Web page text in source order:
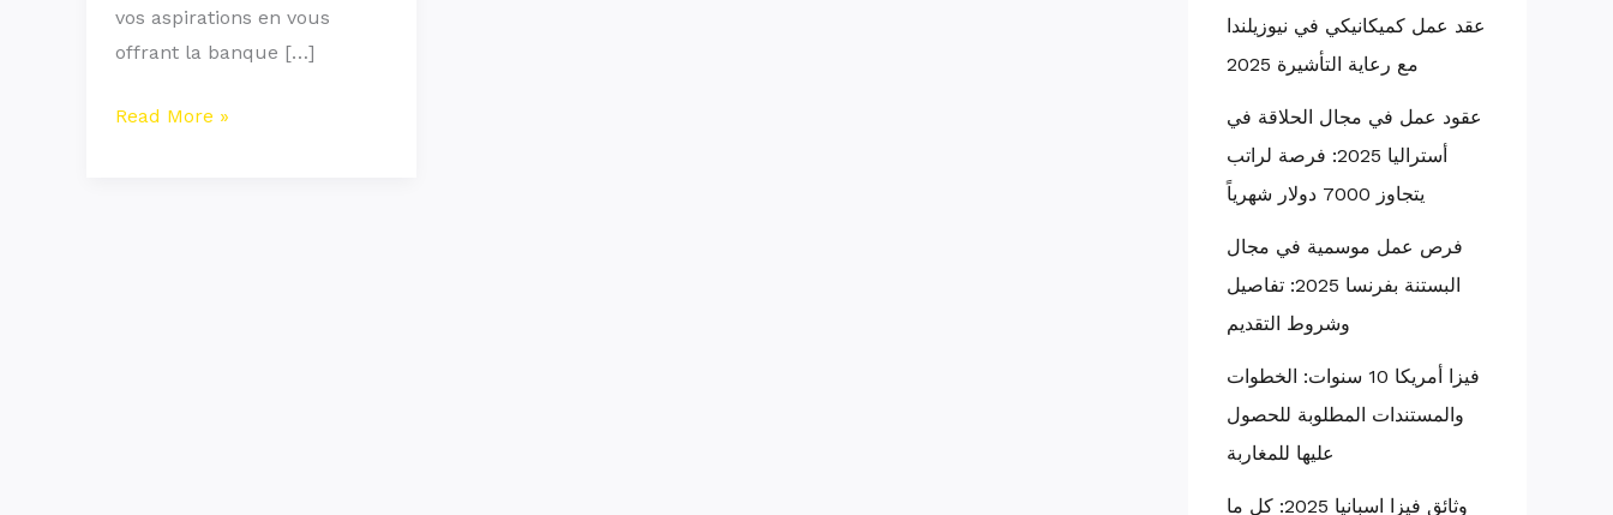
vos aspirations en vous
offrant la banque […]
Read More »
عقد عمل كميكانيكي في نيوزيلندا
مع رعاية التأشيرة 2025
عقود عمل في مجال الحلاقة في
أستراليا 2025: فرصة لراتب
يتجاوز 7000 دولار شهرياً
فرص عمل موسمية في مجال
البستنة بفرنسا 2025: تفاصيل
وشروط التقديم
فيزا أمريكا 10 سنوات: الخطوات
والمستندات المطلوبة للحصول
عليها للمغاربة
وثائق فيزا اسبانيا 2025: كل ما